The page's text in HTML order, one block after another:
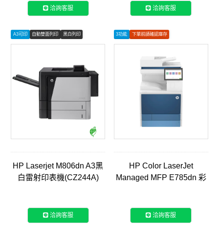
洽詢客服 洽詢客服
A3可印 自動雙面列印 黑白列印
HP Laserjet M806dn A3黑
白雷射印表機(CZ244A)
洽詢客服
3功能
下單前請確認庫存
如有安裝需求請聯繫客服
HP Color LaserJet
Managed MFP E785dn 彩
洽詢客服